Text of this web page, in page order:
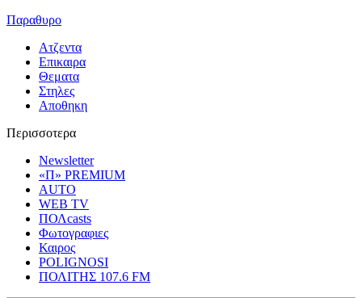
Παραθυρο
Ατζεντα
Επικαιρα
Θεματα
Στηλες
Αποθηκη
Περισσοτερα
Newsletter
«Π» PREMIUM
AUTO
WEB TV
ΠΟΛcasts
Φωτογραφιες
Καιρος
POLIGNOSI
ΠΟΛΙΤΗΣ 107.6 FM